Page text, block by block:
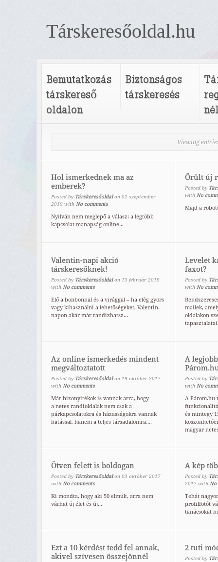
Társkeresőoldal.hu
Bemutatkozás
társkereső
oldalon
Biztonságos
társkeresés
Viewing
Hol ismerkednek ma az
emberek?
Posted by Társkeresőoldal on 02 szeptember
2019 with No comments
Nyilván nem meglepő a válasz: a legtöbb
kapcsolat manapság online...
Őrült új
Posted by
with No
Majd a
Valentin-napi akció
társkeresőknek!
Posted by Társkeresőoldal on 13 február 2018
with No comments
Elő a bonbonnal és a virággal – ha elég gyors
vagy kihasználni a lehetőségeket, Valentin-
napon akár már randizhatsz...
Levelet
faxot?
Posted by
with No
mailek,
oldalakon
Az online ismerkedés mindent
megváltoztatott
Posted by Társkeresőoldal on 19 október 2017
with No comments
Már bizonyítékok is vannak arra, hogy
a netes randioldalak nem csak a
párkapcsolatokra és házasságokra vannak
hatással, hanem a teljes társadalomra....
A
Posted by
with No
A Párom.hu
és mintegy
magyar
Ötven felett is boldogan
Posted by Társkeresőoldal on 03 október 2017
with No comments
Ki mondta, hogy aki 50 elmúlt, arra nem
várhat új élet és új...
A kép
Posted by
2017 with No
Tehát
profilfotót
tanácsokat
Ezt a 10 kérdést tedd fel annak,
akivel szívesen összejönnél
2 tuti
Posted by